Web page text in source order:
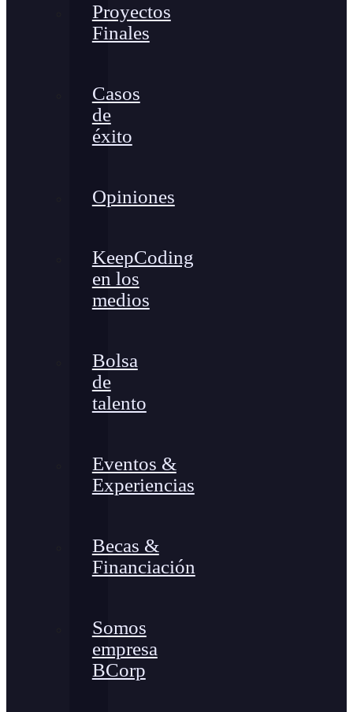
Proyectos
Finales
Casos
de
éxito
Opiniones
KeepCoding
en los
medios
Bolsa
de
talento
Eventos &
Experiencias
Becas &
Financiación
Somos
empresa
BCorp